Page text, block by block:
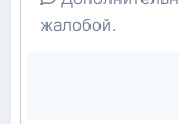
жалобой.